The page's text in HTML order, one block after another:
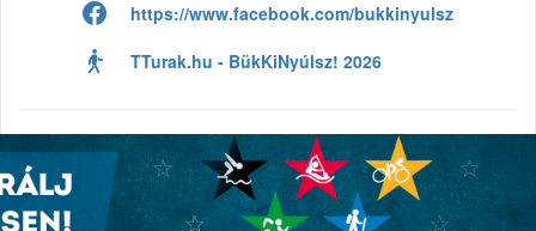
https://www.facebook.com/bukkinyulsz
TTurak.hu - BükKiNyúlsz! 2026